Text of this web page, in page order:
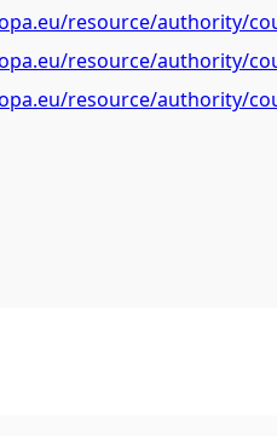
resource/authority/
resource/authority/
resource/authority/
spesifikasjon, som ligger